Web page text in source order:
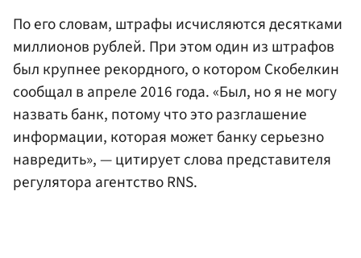
По его словам, штрафы исчисляются десятками
миллионов рублей. При этом один из штрафов
был крупнее рекордного, о котором Скобелкин
сообщал в апреле 2016 года. «Был, но я не могу
назвать банк, потому что это разглашение
информации, которая может банку серьезно
навредить», — цитирует слова представителя
регулятора агентство RNS.